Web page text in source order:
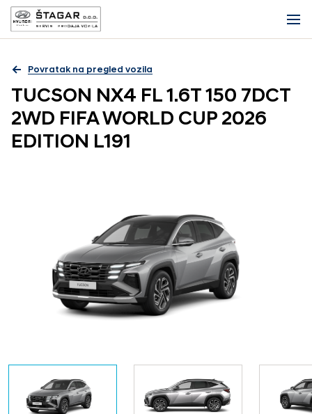
Povratak na pregled vozila
TUCSON NX4 FL 1.6T 150 7DCT
2WD FIFA WORLD CUP 2026
EDITION L191